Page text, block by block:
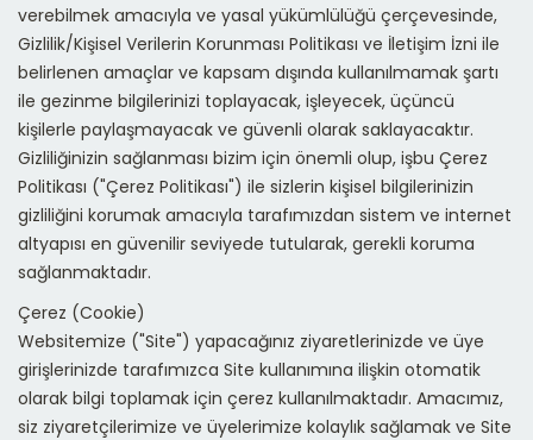
verebilmek amacıyla ve yasal yükümlülüğü çerçevesinde,
Gizlilik/Kişisel Verilerin Korunması Politikası ve İletişim İzni ile
belirlenen amaçlar ve kapsam dışında kullanılmamak şartı
ile gezinme bilgilerinizi toplayacak, işleyecek, üçüncü
kişilerle paylaşmayacak ve güvenli olarak saklayacaktır.
Gizliliğinizin sağlanması bizim için önemli olup, işbu Çerez
Politikası ("Çerez Politikası") ile sizlerin kişisel bilgilerinizin
gizliliğini korumak amacıyla tarafımızdan sistem ve internet
altyapısı en güvenilir seviyede tutularak, gerekli koruma
sağlanmaktadır.
Çerez (Cookie)
Websitemize ("Site") yapacağınız ziyaretlerinizde ve üye
girişlerinizde tarafımızca Site kullanımına ilişkin otomatik
olarak bilgi toplamak için çerez kullanılmaktadır. Amacımız,
siz ziyaretçilerimize ve üyelerimize kolaylık sağlamak ve Site